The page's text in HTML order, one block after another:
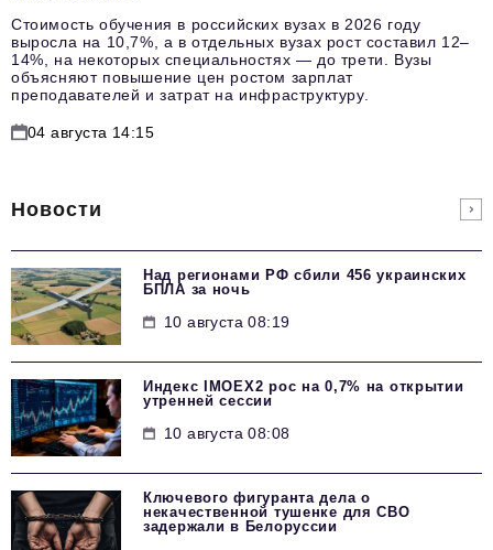
Стоимость обучения в российских вузах в 2026 году
выросла на 10,7%, а в отдельных вузах рост составил 12–
14%, на некоторых специальностях — до трети. Вузы
объясняют повышение цен ростом зарплат
преподавателей и затрат на инфраструктуру.
04 августа 14:15
Новости
Над регионами РФ сбили 456 украинских
БПЛА за ночь
10 августа 08:19
Индекс IMOEX2 рос на 0,7% на открытии
утренней сессии
10 августа 08:08
Ключевого фигуранта дела о
некачественной тушенке для СВО
задержали в Белоруссии